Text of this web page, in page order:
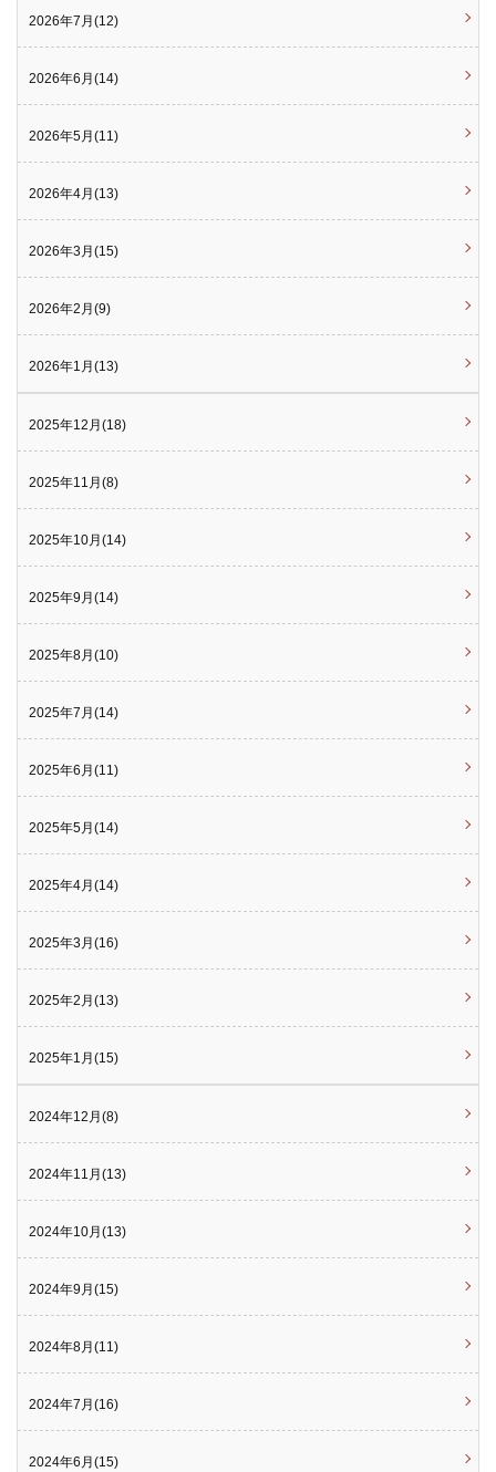
2026年7月(12)
2026年6月(14)
2026年5月(11)
2026年4月(13)
2026年3月(15)
2026年2月(9)
2026年1月(13)
2025年12月(18)
2025年11月(8)
2025年10月(14)
2025年9月(14)
2025年8月(10)
2025年7月(14)
2025年6月(11)
2025年5月(14)
2025年4月(14)
2025年3月(16)
2025年2月(13)
2025年1月(15)
2024年12月(8)
2024年11月(13)
2024年10月(13)
2024年9月(15)
2024年8月(11)
2024年7月(16)
2024年6月(15)